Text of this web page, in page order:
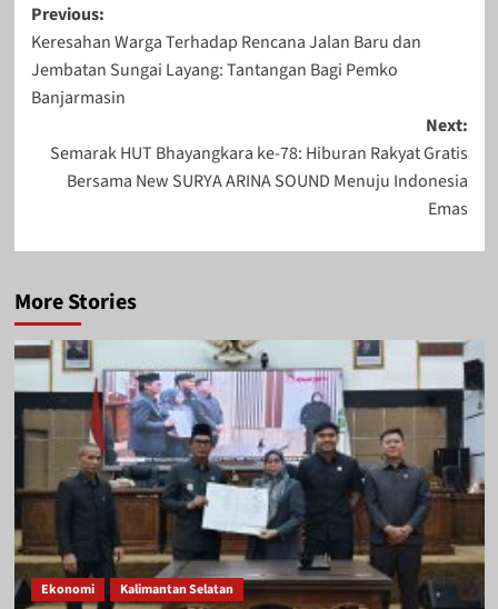
Post
navigation
Previous:
Keresahan Warga Terhadap Rencana Jalan Baru dan
Jembatan Sungai Layang: Tantangan Bagi Pemko
Banjarmasin
Next:
Semarak HUT Bhayangkara ke-78: Hiburan Rakyat Gratis
Bersama New SURYA ARINA SOUND Menuju Indonesia
Emas
More Stories
Ekonomi Kalimantan Selatan